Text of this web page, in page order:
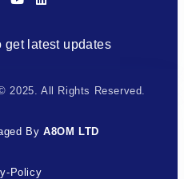
get latest updates
2025. All Rights Reserved.
By A8OM LTD
Policy